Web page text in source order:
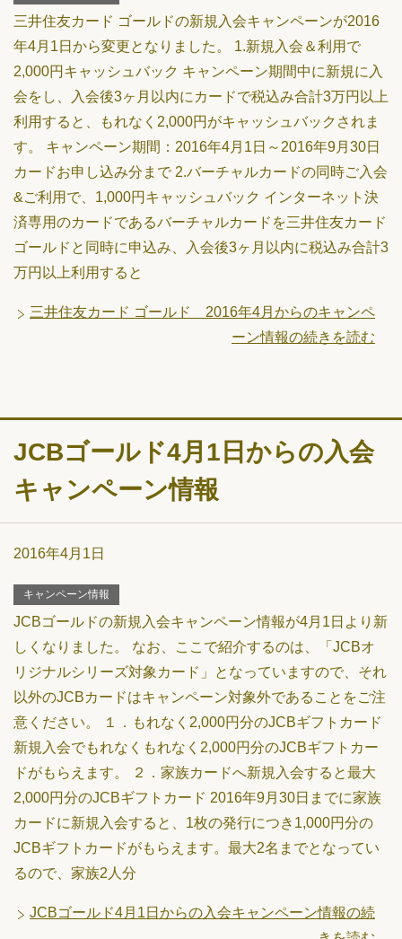
三井住友カード ゴールドの新規入会キャンペーンが2016
年4月1日から変更となりました。 1.新規入会＆利用で
2,000円キャッシュバック キャンペーン期間中に新規に入
会をし、入会後3ヶ月以内にカードで税込み合計3万円以上
利用すると、もれなく2,000円がキャッシュバックされま
す。 キャンペーン期間：2016年4月1日～2016年9月30日
カードお申し込み分まで 2.バーチャルカードの同時ご入会
&ご利用で、1,000円キャッシュバック インターネット決
済専用のカードであるバーチャルカードを三井住友カード
ゴールドと同時に申込み、入会後3ヶ月以内に税込み合計3
万円以上利用すると
三井住友カード ゴールド 2016年4月からのキャンペ
ーン情報の続きを読む
JCBゴールド4月1日からの入会
キャンペーン情報
2016年4月1日
キャンペーン情報
JCBゴールドの新規入会キャンペーン情報が4月1日より新
しくなりました。 なお、ここで紹介するのは、「JCBオ
リジナルシリーズ対象カード」となっていますので、それ
以外のJCBカードはキャンペーン対象外であることをご注
意ください。 １．もれなく2,000円分のJCBギフトカード
新規入会でもれなくもれなく2,000円分のJCBギフトカー
ドがもらえます。 ２．家族カードへ新規入会すると最大
2,000円分のJCBギフトカード 2016年9月30日までに家族
カードに新規入会すると、1枚の発行につき1,000円分の
JCBギフトカードがもらえます。最大2名までとなってい
るので、家族2人分
JCBゴールド4月1日からの入会キャンペーン情報の続